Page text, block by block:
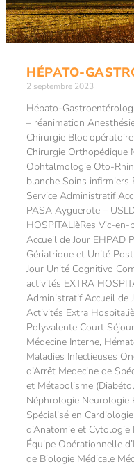
HÉPATO-
2 septembre 2023
Hépato-
– réanimation
Chirurgie Bloc
Chirurgie Orthopédique
Ophtalmologie Oto-
blanche Soins infirmiers
Service Administratif
PASA Ayguerote –
HOSPITALIèRes Vic-
Accueil de Jour EHPAD
Gériatrique et Unité
Jour Unité Cognitivo
activités EXTRA
Administratif Accueil de
Activités Extra
Polyvalente Court
Médecine Interne,
Maladies Infectieuses
d’Arrêt Medecine de
et Métabolisme
Néphrologie Neurologie
Spécialisé en
d’Anatomie et
Équipe Opérationnelle
de Biologie Médicale